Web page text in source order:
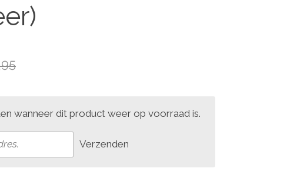
wanneer dit product weer op voorraad is.
Verzenden